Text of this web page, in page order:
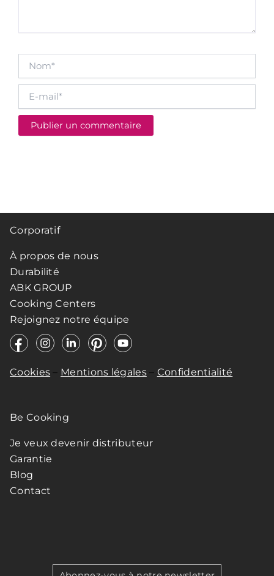
Nom*
mail*
Corporatif
À propos de nous
Durabilité
ABK GROUP
Cooking Centers
Rejoignez notre équipe
Cookies – Mentions légales– Confidentialité
Be Cooking
Je veux devenir distributeur
Garantie
Blog
Contact